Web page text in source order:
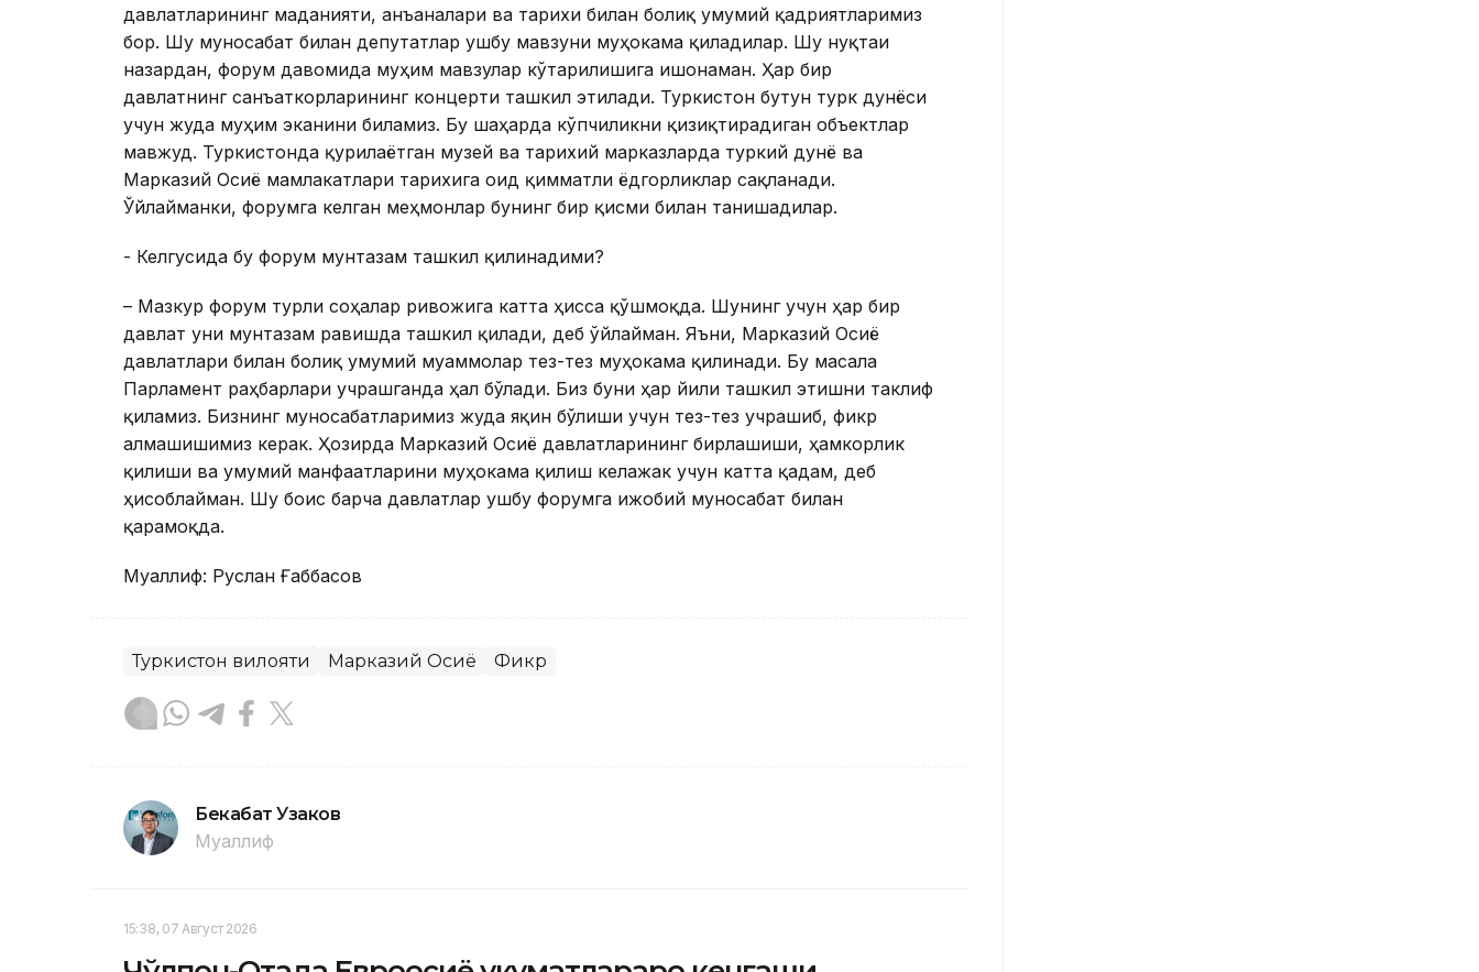
давлатларининг маданияти, анъаналари ва тарихи билан боғлиқ умумий қадриятларимиз
бор. Шу муносабат билан депутатлар ушбу мавзуни муҳокама қиладилар. Шу нуқтаи
назардан, форум давомида муҳим мавзулар кўтарилишига ишонаман. Ҳар бир
давлатнинг санъаткорларининг концерти ташкил этилади. Туркистон бутун турк дунёси
учун жуда муҳим эканини биламиз. Бу шаҳарда кўпчиликни қизиқтирадиган объектлар
мавжуд. Туркистонда қурилаётган музей ва тарихий марказларда туркий дунё ва
Марказий Осиё мамлакатлари тарихига оид қимматли ёдгорликлар сақланади.
Ўйлайманки, форумга келган меҳмонлар бунинг бир қисми билан танишадилар.
- Келгусида бу форум мунтазам ташкил қилинадими?
– Мазкур форум турли соҳалар ривожига катта ҳисса қўшмоқда. Шунинг учун ҳар бир
давлат уни мунтазам равишда ташкил қилади, деб ўйлайман. Яъни, Марказий Осиё
давлатлари билан боғлиқ умумий муаммолар тез-тез муҳокама қилинади. Бу масала
Парламент раҳбарлари учрашганда ҳал бўлади. Биз буни ҳар йили ташкил этишни таклиф
қиламиз. Бизнинг муносабатларимиз жуда яқин бўлиши учун тез-тез учрашиб, фикр
алмашишимиз керак. Ҳозирда Марказий Осиё давлатларининг бирлашиши, ҳамкорлик
қилиши ва умумий манфаатларини муҳокама қилиш келажак учун катта қадам, деб
ҳисоблайман. Шу боис барча давлатлар ушбу форумга ижобий муносабат билан
қарамоқда.
Муаллиф: Руслан Ғаббасов
Туркистон вилояти Марказий Осиё Фикр
Бекабат Узаков
Муаллиф
15:38, 07 Август 2026